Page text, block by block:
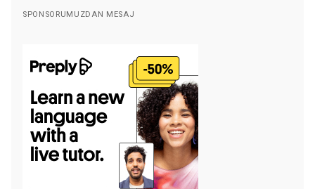
SPONSORUMUZDAN MESAJ